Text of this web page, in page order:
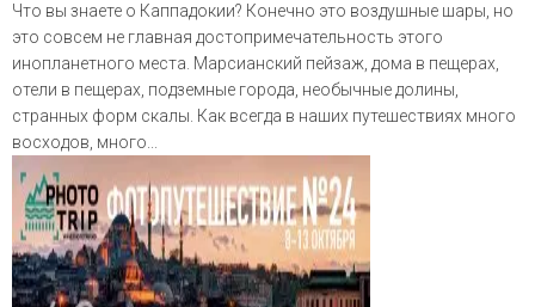
Что вы знаете о Каппадокии? Конечно это воздушные шары, но
это совсем не главная достопримечательность этого
инопланетного места. Марсианский пейзаж, дома в пещерах,
отели в пещерах, подземные города, необычные долины,
странных форм скалы. Как всегда в наших путешествиях много
восходов, много...